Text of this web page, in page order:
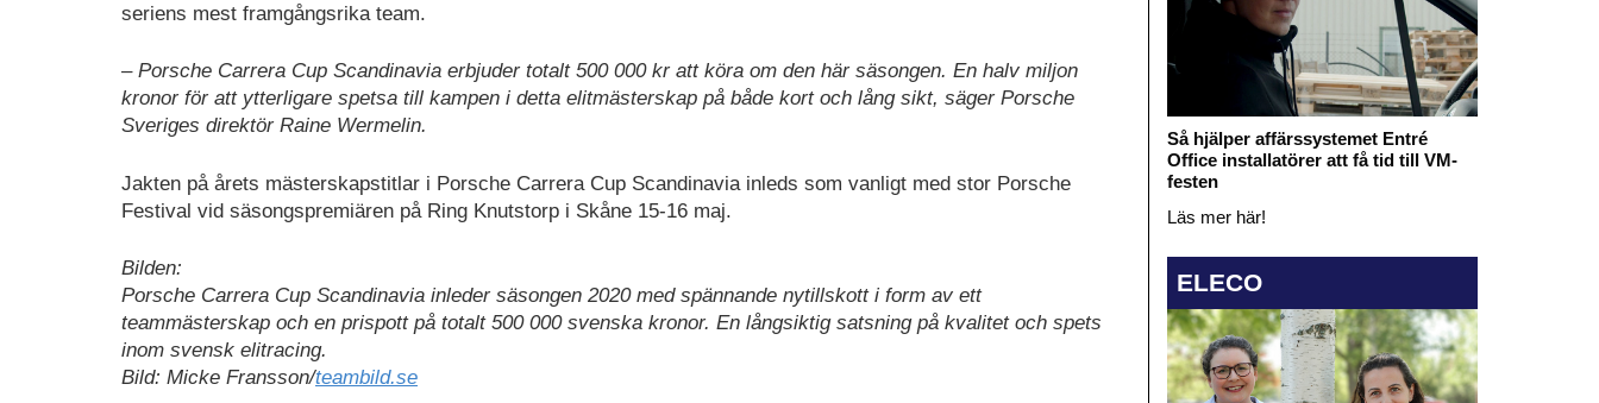
seriens mest framgångsrika team.
– Porsche Carrera Cup Scandinavia erbjuder totalt 500 000 kr att köra om den här säsongen. En halv miljon
kronor för att ytterligare spetsa till kampen i detta elitmästerskap på både kort och lång sikt, säger Porsche
Sveriges direktör Raine Wermelin.
Jakten på årets mästerskapstitlar i Porsche Carrera Cup Scandinavia inleds som vanligt med stor Porsche
Festival vid säsongspremiären på Ring Knutstorp i Skåne 15-16 maj.
Bilden:
Porsche Carrera Cup Scandinavia inleder säsongen 2020 med spännande nytillskott i form av ett
teammästerskap och en prispott på totalt 500 000 svenska kronor. En långsiktig satsning på kvalitet och spets
inom svensk elitracing.
Bild: Micke Fransson/teambild.se
Så hjälper affärssystemet Entré
Office installatörer att få tid till VM-
festen
Läs mer här!
ELECO